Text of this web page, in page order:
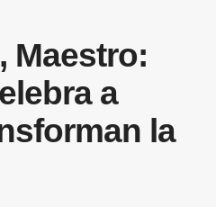
Maestro:
a
la